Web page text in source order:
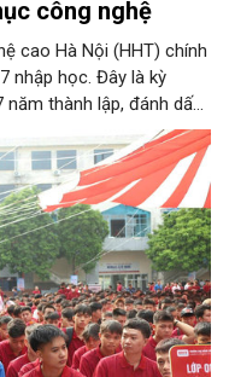
công nghệ
cao Hà Nội (HHT) chính
nhập học. Đây là kỳ
thành lập, đánh dấu
trường.